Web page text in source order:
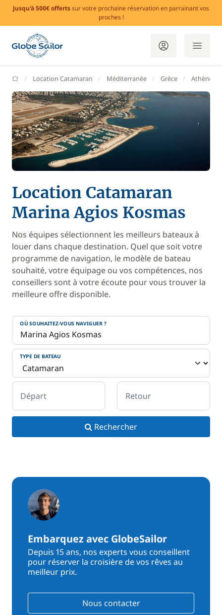
Jusqu'à 500€ offertssur votre prochaine réservation en parrainant vos
proches !
GlobeSailor
Location Catamaran Méditerranée Grèce Athènes
Location Catamaran
Marina Agios Kosmas
Nos équipes sélectionnent les meilleurs bateaux à
louer dans chaque destination. Quel que soit votre
programme de navigation, le modèle de bateau
souhaité, votre équipage ou vos compétences, nos
conseillers sont à votre écoute pour vous trouver la
meilleure offre disponible.
OÙ SOUHAITEZ-VOUS NAVIGUER ?
TYPE DE BATEAU
Départ Retour
Rechercher
Embarquez avec GlobeSailor
Depuis 15 ans, nos experts vous conseillent
pour réserver la croisière de vos rêves au
meilleur prix.
Nous contacter